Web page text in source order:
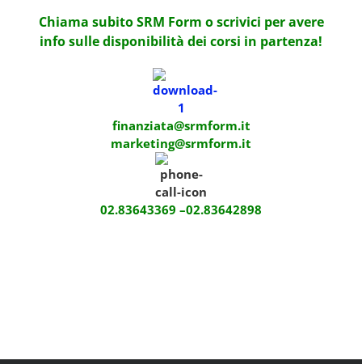
Chiama subito SRM Form o scrivici per avere
info sulle disponibilità dei corsi in partenza!
finanziata@srmform.it
marketing@srmform.it
02.83643369 –02.83642898